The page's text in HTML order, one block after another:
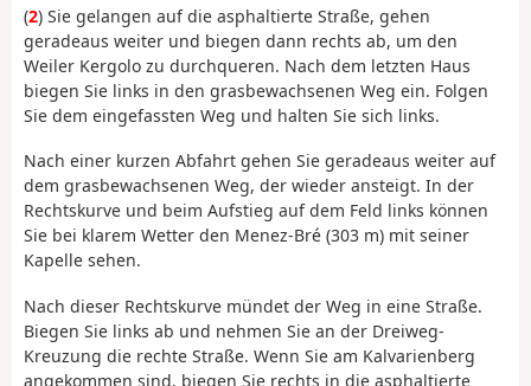
(2) Sie gelangen auf die asphaltierte Straße, gehen
geradeaus weiter und biegen dann rechts ab, um den
Weiler Kergolo zu durchqueren. Nach dem letzten Haus
biegen Sie links in den grasbewachsenen Weg ein. Folgen
Sie dem eingefassten Weg und halten Sie sich links.
Nach einer kurzen Abfahrt gehen Sie geradeaus weiter auf
dem grasbewachsenen Weg, der wieder ansteigt. In der
Rechtskurve und beim Aufstieg auf dem Feld links können
Sie bei klarem Wetter den Menez-Bré (303 m) mit seiner
Kapelle sehen.
Nach dieser Rechtskurve mündet der Weg in eine Straße.
Biegen Sie links ab und nehmen Sie an der Dreiweg-
Kreuzung die rechte Straße. Wenn Sie am Kalvarienberg
angekommen sind, biegen Sie rechts in die asphaltierte